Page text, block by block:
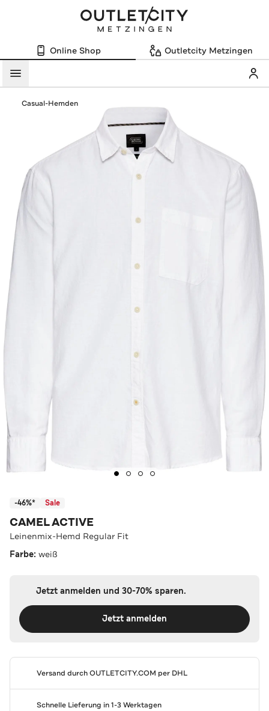
Online Shop Outletcity Metzingen
Menü
Casual-Hemden
-46%* Sale
CAMEL ACTIVE
Leinenmix-Hemd Regular Fit
Farbe: weiß
Jetzt anmelden und 30-70% sparen.
Jetzt anmelden
Versand durchOUTLETCITY.COM per DHL
Schnelle Lieferung in 1-3 Werktagen